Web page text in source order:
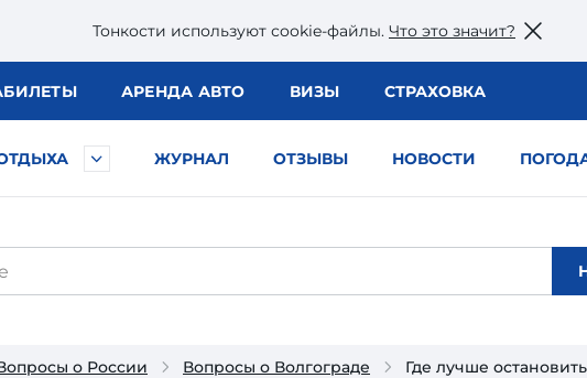
Тонкости используют сookie-файлы. Что это значит?
БИЛЕТЫ АРЕНДА АВТО ВИЗЫ СТРАХОВКА
ЖУРНАЛ ОТЗЫВЫ НОВОСТИ
о России Вопросы о Волгограде Где лучше